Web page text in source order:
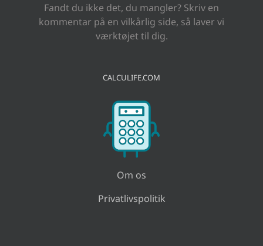
Fandt du ikke det, du mangler? Skriv en
kommentar på en vilkårlig side, så laver vi
værktøjet til dig.
CALCULIFE.COM
Om os
Privatlivspolitik